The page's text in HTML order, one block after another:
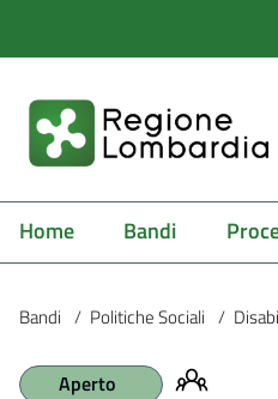
Home Bandi
Bandi / Politiche Sociali /
Aperto